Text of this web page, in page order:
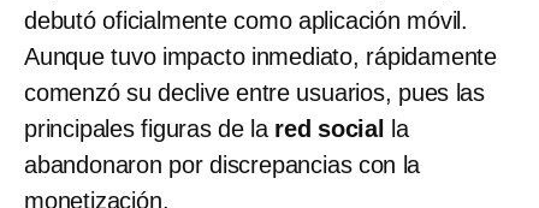
debutó oficialmente como aplicación móvil.
Aunque tuvo impacto inmediato, rápidamente
comenzó su declive entre usuarios, pues las
principales figuras de la red social
la
abandonaron por discrepancias con la
monetización.